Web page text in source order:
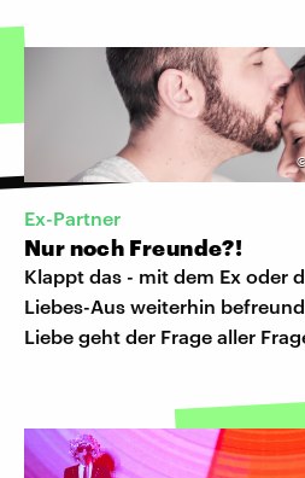
Ex-Partner
Nur noch Freunde?!
Klappt das - mit dem Ex oder
Liebes-Aus weiterhin
Liebe geht der Frage aller